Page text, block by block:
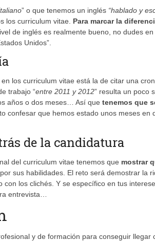
” o que tenemos un inglés “hablado y
los curriculum vitae. Para marcar la
de inglés es realmente bueno, no dudes
Unidos”.
los curriculum vitae está la de citar una
trabajo “entre 2011 y 2012” resulta un poco
años o dos meses… Así que tenemos que
confesar que hemos estado unos meses
de la candidatura
del curriculum vitae tenemos que mostrar
sus habilidades. El reto será demostrar la
los clichés. Y se específico en tus
entrevista…
y de formación para conseguir llegar